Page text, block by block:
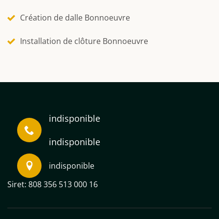
Création de dalle Bonnoeuvre
Installation de clôture Bonnoeuvre
indisponible
indisponible
indisponible
Siret: 808 356 513 000 16